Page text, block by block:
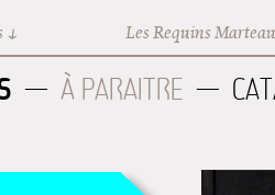
Les Requins
À PARAITRE